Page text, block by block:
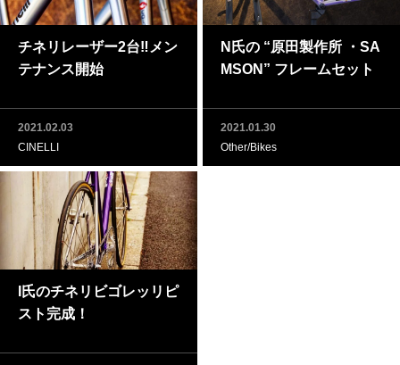
チネリレーザー2台‼メン
テナンス開始
2021.02.03
CINELLI
N氏の “原田製作所 ・SA
MSON” フレームセット
2021.01.30
Other/Bikes
I氏のチネリビゴレッリピ
スト完成！